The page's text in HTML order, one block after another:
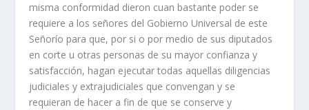
misma conformidad dieron cuan bastante poder se
requiere a los señores del Gobierno Universal de este
Señorío para que, por si o por medio de sus diputados
en corte u otras personas de su mayor confianza y
satisfacción, hagan ejecutar todas aquellas diligencias
judiciales y extrajudiciales que convengan y se
requieran de hacer a fin de que se conserve y